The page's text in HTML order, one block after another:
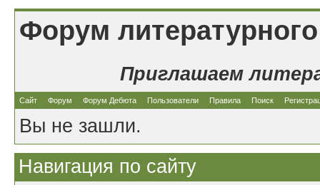
Форум
Приглашаем
Сайт Форум Форум Дебюта Пользователи Правила Поиск
Вы не зашли.
Навигация по сайту